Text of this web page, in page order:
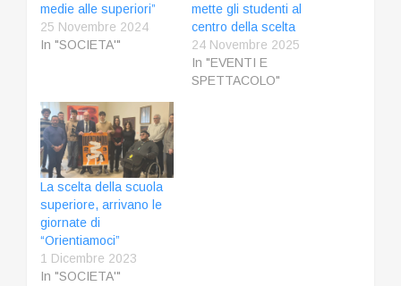
medie alle superiori”
25 Novembre 2024
In "SOCIETA'"
mette gli studenti al
centro della scelta
24 Novembre 2025
In "EVENTI E
SPETTACOLO"
La scelta della scuola
superiore, arrivano le
giornate di
“Orientiamoci”
1 Dicembre 2023
In "SOCIETA'"